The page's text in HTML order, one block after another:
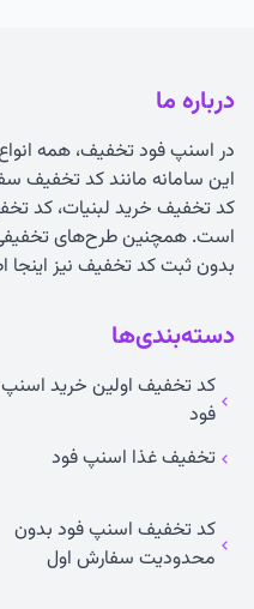
درباره ما
در اسنپ فود تخفیف، همه
این سامانه مانند کد تخفیف
کد تخفیف خرید لبنیات، کد
است. همچنین طرح‌های تخفیفی
بدون ثبت کد تخفیف نیز اینجا
دسته‌بندی‌ها
کد تخفیف اولین خرید اسنپ
فود
تخفیف غذا اسنپ فود
کد تخفیف اسنپ فود بدون
محدودیت سفارش اول